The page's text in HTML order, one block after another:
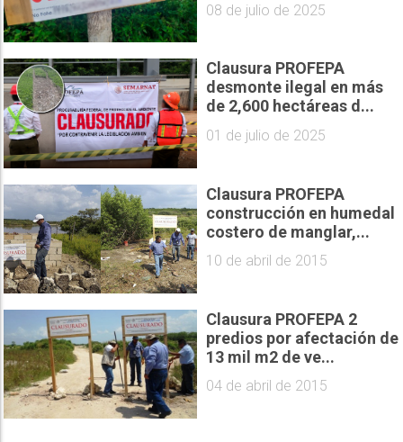
08 de julio de 2025
Clausura PROFEPA
desmonte ilegal en más
de 2,600 hectáreas d...
01 de julio de 2025
Clausura PROFEPA
construcción en humedal
costero de manglar,...
10 de abril de 2015
Clausura PROFEPA 2
predios por afectación de
13 mil m2 de ve...
04 de abril de 2015